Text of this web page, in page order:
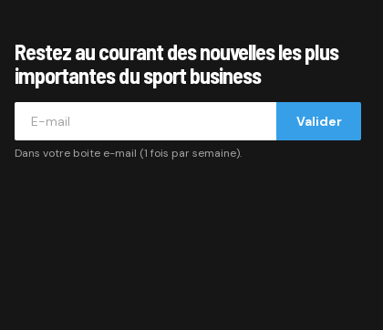
Restez au courant des nouvelles les plus
importantes du sport business
Valider
Dans votre boite e-mail (1 fois par semaine).